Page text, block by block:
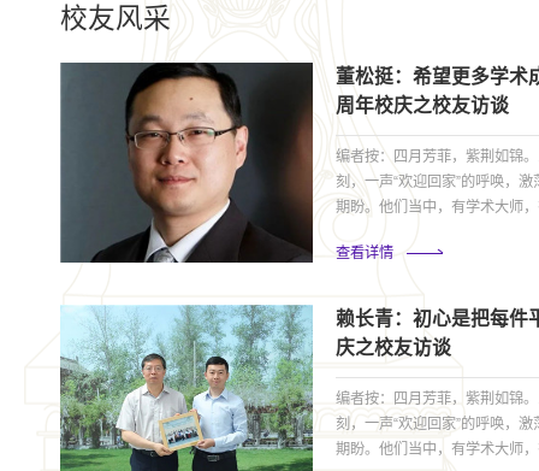
校友风采
董松挺：希望更多学术
周年校庆之校友访谈
编者按：四月芳菲，紫荆如锦
刻，一声“欢迎回家”的呼唤，
期盼。他们当中，有学术大师
经管学院优秀校友，记录下他
想。”2000年，董松挺以宁波理
查看详情
赖长青：初心是把每件
庆之校友访谈
编者按：四月芳菲，紫荆如锦
刻，一声“欢迎回家”的呼唤，
期盼。他们当中，有学术大师